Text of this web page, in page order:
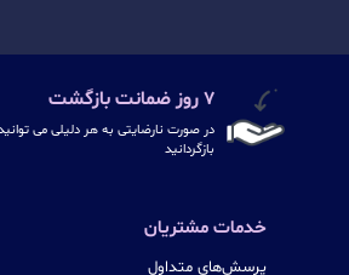
۷ روز ضمانت بازگشت
در صورت نارضایتی به هر دلیلی می
بازگردانید
خدمات مشتریان
پرسش‌های متداول